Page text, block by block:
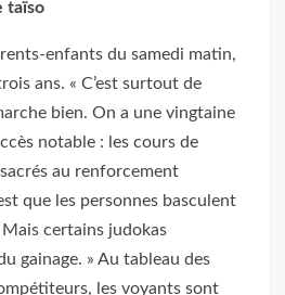
taïso
enfants du samedi matin,
ans. « C’est surtout de
bien. On a une vingtaine
notable : les cours de
au renforcement
que les personnes basculent
certains judokas
gainage. » Au tableau des
les voyants sont